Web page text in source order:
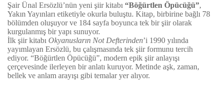
Şair Ünal Ersözlü’nün yeni şiir kitabı “Böğürtlen Öpücüğü”,
Yakın Yayınları etiketiyle okurla buluştu. Kitap, birbirine bağlı 78
bölümden oluşuyor ve 184 sayfa boyunca tek bir şiir olarak
kurgulanmış bir yapı sunuyor.
İlk şiir kitabı Okyanusların Not Defterinden’i 1990 yılında
yayımlayan Ersözlü, bu çalışmasında tek şiir formunu tercih
ediyor. “Böğürtlen Öpücüğü”, modern epik şiir anlayışı
çerçevesinde ilerleyen bir anlatı kuruyor. Metinde aşk, zaman,
bellek ve anlam arayışı gibi temalar yer alıyor.